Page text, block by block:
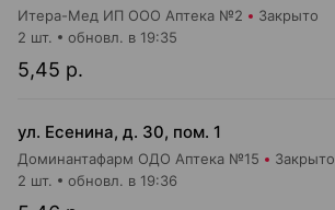
Итера-Мед ИП ООО Аптека №2 Закрыто
5,45 р.
2 шт. обновл. в 19:35
ул. Есенина, д. 30, пом. 1
Доминантафарм ОДО Аптека №15 Закрыто
2 шт. обновл. в 19:36